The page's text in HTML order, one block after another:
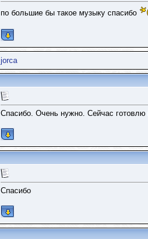
по большие бы такое музыку спасибо
jorca
Спасибо. Очень нужно. Сейчас готовлю
Спасибо